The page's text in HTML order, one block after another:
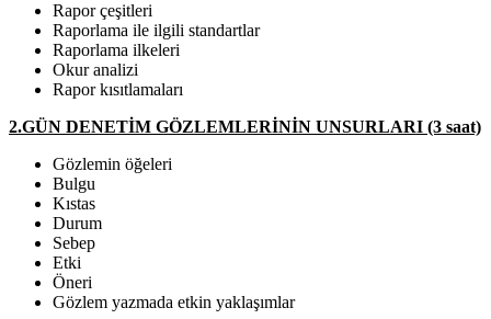
Rapor çeşitleri
Raporlama ile ilgili standartlar
Raporlama ilkeleri
Okur analizi
Rapor kısıtlamaları
2.GÜN DENETİM GÖZLEMLERİNİN UNSURLARI (3 saat)
Gözlemin öğeleri
Bulgu
Kıstas
Durum
Sebep
Etki
Öneri
Gözlem yazmada etkin yaklaşımlar